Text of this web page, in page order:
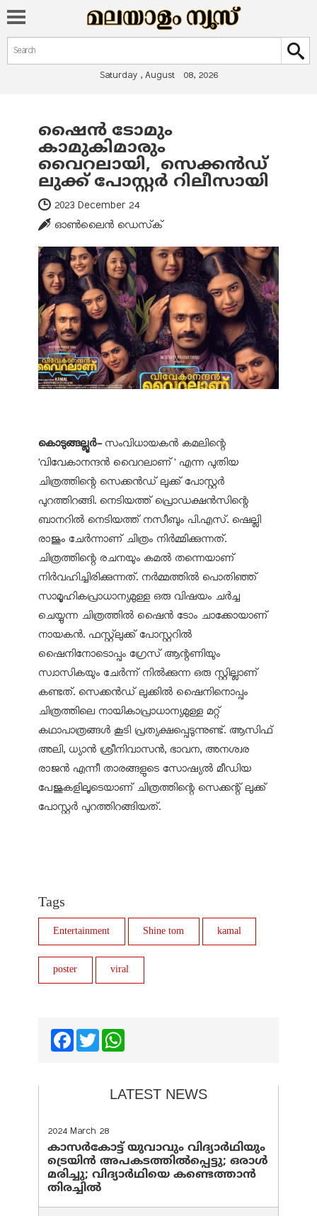
Search form
Search
Saturday , August 08, 2026
You are here
ഷൈന്‍ ടോമും
കാമുകിമാരും
വൈറലായി, സെക്കന്‍ഡ്
ലുക്ക് പോസ്റ്റര്‍ റിലീസായി
2023 December 24
ഓണ്‍ലൈന്‍ ഡെസ്‌ക്
കൊടുങ്ങല്ലൂര്‍-സംവിധായകന്‍ കമലിന്റെ
'വിവേകാനന്ദന്‍ വൈറലാണ്' എന്ന പുതിയ
ചിത്രത്തിന്റെ സെക്കന്‍ഡ് ലുക്ക് പോസ്റ്റര്‍
പുറത്തിറങ്ങി. നെടിയത്ത് പ്രൊഡക്ഷന്‍സിന്റെ
ബാനറില്‍ നെടിയത്ത് നസീബും പി.എസ്. ഷെല്ലി
രാജും ചേര്‍ന്നാണ് ചിത്രം നിര്‍മ്മിക്കുന്നത്.
ചിത്രത്തിന്റെ രചനയും കമല്‍ തന്നെയാണ്
നിര്‍വഹിച്ചിരിക്കുന്നത്. നര്‍മ്മത്തില്‍ പൊതിഞ്ഞ്
സാമൂഹികപ്രാധാന്യമുള്ള ഒരു വിഷയം ചര്‍ച്ച
ചെയ്യുന്ന ചിത്രത്തില്‍ ഷൈന്‍ ടോം ചാക്കോയാണ്
നായകന്‍. ഫസ്റ്റ്‌ലുക്ക് പോസ്റ്ററില്‍
ഷൈനിനോടൊപ്പം ഗ്രേസ് ആന്റണിയും
സ്വാസികയും ചേര്‍ന്ന് നില്‍ക്കുന്ന ഒരു സ്റ്റില്ലാണ്
കണ്ടത്. സെക്കന്‍ഡ് ലുക്കില്‍ ഷൈനിനൊപ്പം
ചിത്രത്തിലെ നായികാപ്രാധാന്യമുള്ള മറ്റ്
കഥാപാത്രങ്ങള്‍ കൂടി പ്രത്യക്ഷപ്പെടുന്നുണ്ട്. ആസിഫ്
അലി, ധ്യാന്‍ ശ്രീനിവാസന്‍, ഭാവന, അനശ്വര
രാജന്‍ എന്നീ താരങ്ങളുടെ സോഷ്യല്‍ മീഡിയ
പേജുകളിലൂടെയാണ് ചിത്രത്തിന്റെ സെക്കന്റ് ലുക്ക്
പോസ്റ്റര്‍ പുറത്തിറങ്ങിയത്.
Tags
Entertainment Shine tom kamal
poster viral
FacebookTwitter
LATEST NEWS
2024 March 28
കാസർകോട്ട് യുവാവും വിദ്യാർഥിയും
ട്രെയിൻ അപകടത്തിൽപ്പെട്ടു; ഒരാൾ
മരിച്ചു; വിദ്യാർഥിയെ കണ്ടെത്താൻ
തിരച്ചിൽ